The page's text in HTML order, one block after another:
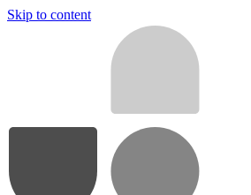
Skip to content